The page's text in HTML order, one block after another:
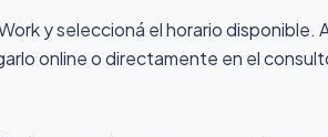
y seleccioná el horario disponible.
online o directamente en el